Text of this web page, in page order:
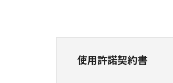
使用許諾契約書